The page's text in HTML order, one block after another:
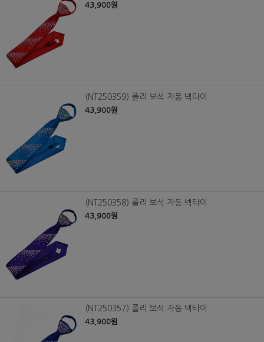
43,900원
(NT250359) 폴리 보석 자동 넥타이
43,900원
(NT250358) 폴리 보석 자동 넥타이
43,900원
(NT250357) 폴리 보석 자동 넥타이
43,900원